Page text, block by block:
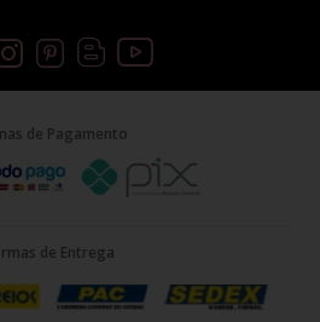
de Pagamento
de Entrega